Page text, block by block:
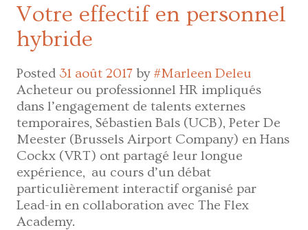
Votre effectif en personnel
hybride
Posted 31 août 2017 by #Marleen Deleu
Acheteur ou professionnel HR impliqués
dans l’engagement de talents externes
temporaires, Sébastien Bals (UCB), Peter De
Meester (Brussels Airport Company) en Hans
Cockx (VRT) ont partagé leur longue
expérience, au cours d’un débat
particulièrement interactif organisé par
Lead-in en collaboration avec The Flex
Academy.